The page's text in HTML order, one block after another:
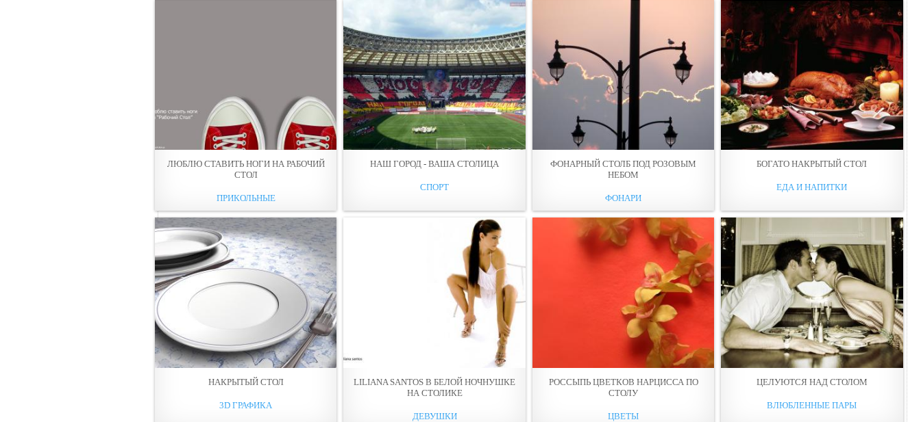
ЛЮБЛЮ СТАВИТЬ НОГИ НА РАБОЧИЙ
СТОЛ
ПРИКОЛЬНЫЕ
НАШ ГОРОД - ВАША СТОЛИЦА
СПОРТ
ФОНАРНЫЙ СТОЛБ ПОД РОЗОВЫМ
НЕБОМ
ФОНАРИ
БОГАТО НАКРЫТЫЙ СТОЛ
ЕДА И НАПИТКИ
НАКРЫТЫЙ СТОЛ
3D ГРАФИКА
LILIANA SANTOS В БЕЛОЙ НОЧНУШКЕ
НА СТОЛИКЕ
ДЕВУШКИ
РОССЫПЬ ЦВЕТКОВ НАРЦИССА ПО
СТОЛУ
ЦВЕТЫ
ЦЕЛУЮТСЯ НАД СТОЛОМ
ВЛЮБЛЕННЫЕ ПАРЫ